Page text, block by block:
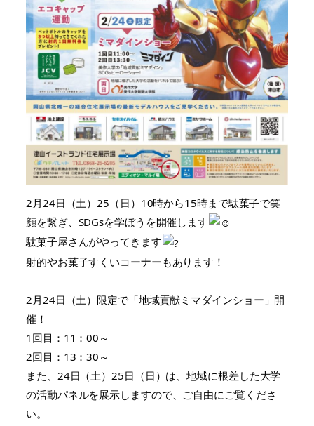
2月24日（土）25（日）10時から15時まで駄菓子で笑
顔を繋ぎ、SDGsを学ぼうを開催します
駄菓子屋さんがやってきます
射的やお菓子すくいコーナーもあります！
2月24日（土）限定で「地域貢献ミマダインショー」開
催！
1回目：11：00～
2回目：13：30～
また、24日（土）25日（日）は、地域に根差した大学
の活動パネルを展示しますので、ご自由にご覧くださ
い。